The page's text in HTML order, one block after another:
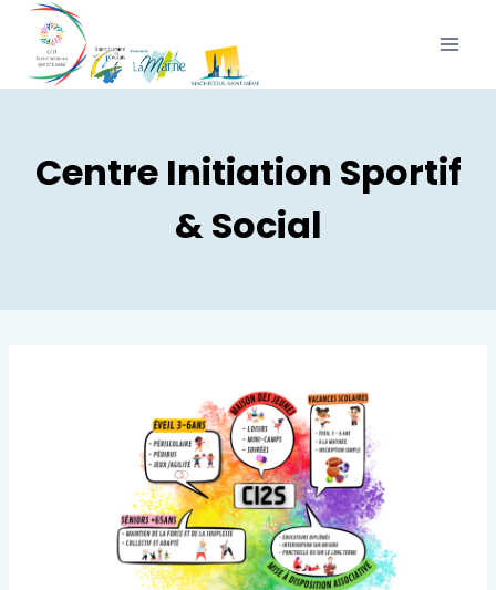
Centre Initiation Sportif
& Social